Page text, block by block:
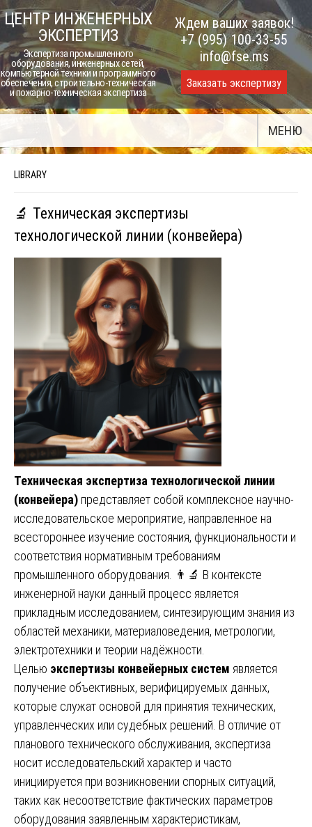
Skip
to
content
ЦЕНТР ИНЖЕНЕРНЫХ
ЭКСПЕРТИЗ
Экспертиза промышленного
оборудования, инженерных сетей,
компьютерной техники и программного
обеспечения, строительно-техническая
и пожарно-техническая экспертиза
Ждем ваших заявок!
+7 (995) 100-33-55
info@fse.ms
Заказать экспертизу
МЕНЮ
LIBRARY
🔬 Техническая экспертизы
технологической линии (конвейера)
Техническая экспертиза технологической линии
(конвейера) представляет собой комплексное научно-
исследовательское мероприятие, направленное на
всестороннее изучение состояния, функциональности и
соответствия нормативным требованиям
промышленного оборудования. 👨‍🔬 В контексте
инженерной науки данный процесс является
прикладным исследованием, синтезирующим знания из
областей механики, материаловедения, метрологии,
электротехники и теории надёжности.
Целью экспертизы конвейерных систем является
получение объективных, верифицируемых данных,
которые служат основой для принятия технических,
управленческих или судебных решений. В отличие от
планового технического обслуживания, экспертиза
носит исследовательский характер и часто
инициируется при возникновении спорных ситуаций,
таких как несоответствие фактических параметров
оборудования заявленным характеристикам,